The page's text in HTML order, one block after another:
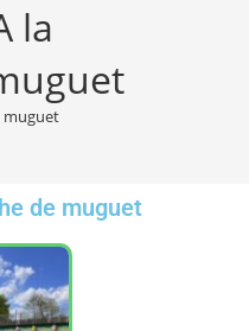
la
muguet
de muguet